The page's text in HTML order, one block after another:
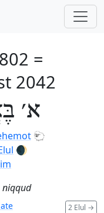
=
2042
א׳
🐑
🌒
niqqud
2 Elul →